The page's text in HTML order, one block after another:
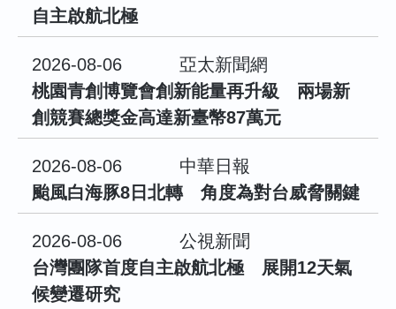
自主啟航北極
2026-08-06
亞太新聞網
桃園青創博覽會創新能量再升級 兩場新
創競賽總獎金高達新臺幣87萬元
2026-08-06
中華日報
颱風白海豚8日北轉 角度為對台威脅關鍵
2026-08-06
公視新聞
台灣團隊首度自主啟航北極 展開12天氣
候變遷研究